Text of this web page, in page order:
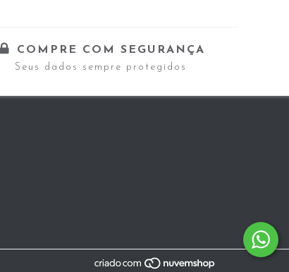
COMPRE COM SEGURANÇA
Seus dados sempre protegidos